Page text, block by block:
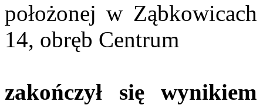
położonej w
14, obręb Centrum
zakończył się